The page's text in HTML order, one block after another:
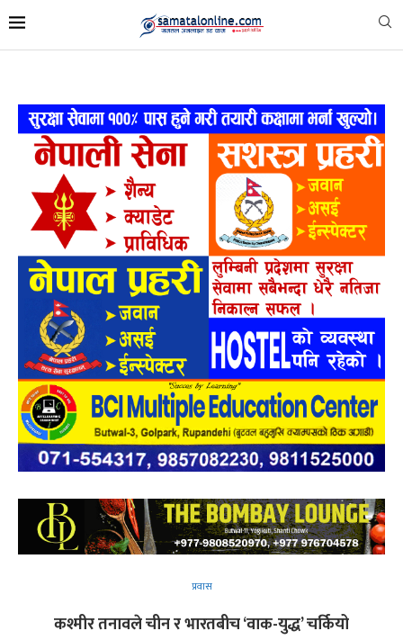
प्रवास
कश्मीर तनावले चीन र भारतबीच ‘वाक-युद्ध’ चर्कियो